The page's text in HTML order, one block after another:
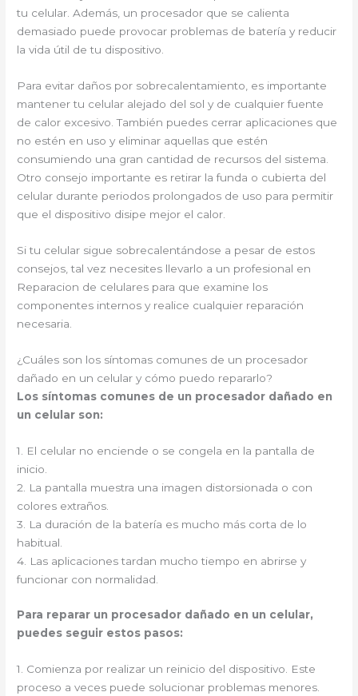
tu celular. Además, un procesador que se calienta
demasiado puede provocar problemas de batería y reducir
la vida útil de tu dispositivo.
Para evitar daños por sobrecalentamiento, es importante
mantener tu celular alejado del sol y de cualquier fuente
de calor excesivo. También puedes cerrar aplicaciones que
no estén en uso y eliminar aquellas que estén
consumiendo una gran cantidad de recursos del sistema.
Otro consejo importante es retirar la funda o cubierta del
celular durante periodos prolongados de uso para permitir
que el dispositivo disipe mejor el calor.
Si tu celular sigue sobrecalentándose a pesar de estos
consejos, tal vez necesites llevarlo a un profesional en
Reparacion de celulares para que examine los
componentes internos y realice cualquier reparación
necesaria.
¿Cuáles son los síntomas comunes de un procesador
dañado en un celular y cómo puedo repararlo?
Los síntomas comunes de un procesador dañado en
un celular son:
1. El celular no enciende o se congela en la pantalla de
inicio.
2. La pantalla muestra una imagen distorsionada o con
colores extraños.
3. La duración de la batería es mucho más corta de lo
habitual.
4. Las aplicaciones tardan mucho tiempo en abrirse y
funcionar con normalidad.
Para reparar un procesador dañado en un celular,
puedes seguir estos pasos:
1. Comienza por realizar un reinicio del dispositivo. Este
proceso a veces puede solucionar problemas menores.